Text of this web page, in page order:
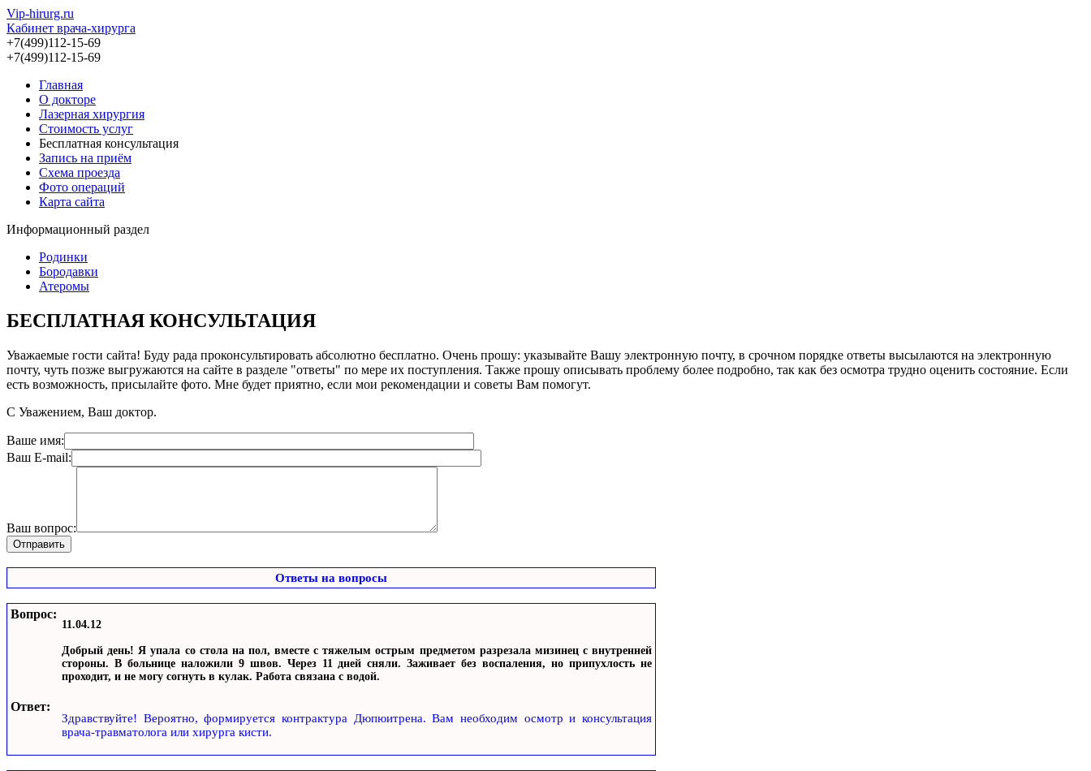
Vip-hirurg.ru
Кабинет врача-хирурга
+7(499)112-15-69
+7(499)112-15-69
Главная
О докторе
Лазерная хирургия
Стоимость услуг
Бесплатная консультация
Запись на приём
Схема проезда
Фото операций
Карта сайта
Информационный раздел
Родинки
Бородавки
Атеромы
БЕСПЛАТНАЯ КОНСУЛЬТАЦИЯ
Уважаемые гости сайта! Буду рада проконсультировать абсолютно бесплатно. Очень прошу: указывайте Вашу электронную почту, в срочном порядке ответы высылаются на электронную
почту, чуть позже выгружаются на сайте в разделе "ответы" по мере их поступления. Также прошу описывать проблему более подробно, так как без осмотра трудно оценить состояние. Если
есть возможность, присылайте фото. Мне будет приятно, если мои рекомендации и советы Вам помогут.
С Уважением, Ваш доктор.
Ваше имя:
Ваш E-mail:
Ваш вопрос:
Ответы на вопросы
Вопрос:
11.04.12
Добрый день! Я упала со стола на пол, вместе с тяжелым острым предметом разрезала мизинец с внутренней
стороны. В больнице наложили 9 швов. Через 11 дней сняли. Заживает без воспаления, но припухлость не
проходит, и не могу согнуть в кулак. Работа связана с водой.
Ответ:
Здравствуйте! Вероятно, формируется контрактура Дюпюитрена. Вам необходим осмотр и консультация
врача-травматолога или хирурга кисти.